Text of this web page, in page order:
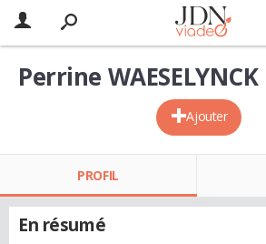
Ajouter
Perrine WAESELYNCK
PROFIL
En résumé